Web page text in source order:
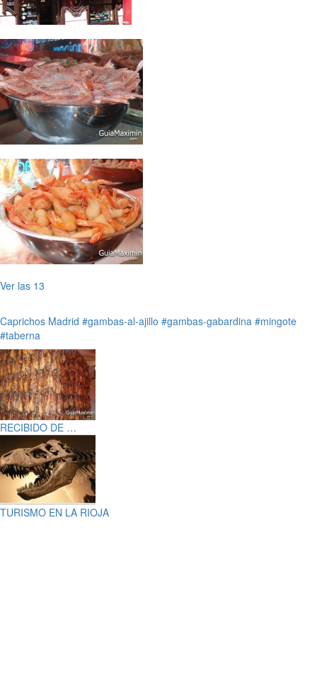
Ver las 13
Caprichos Madrid #gambas-al-ajillo #gambas-gabardina #mingote
#taberna
RECIBIDO DE …
TURISMO EN LA RIOJA